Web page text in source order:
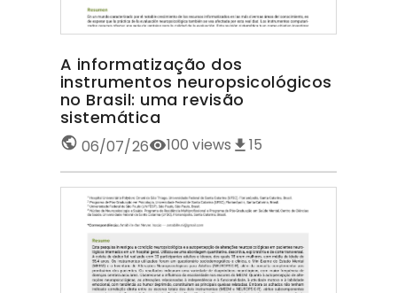
A informatização dos
instrumentos neuropsicológicos
no Brasil: uma revisão
sistemática
06/07/26 100 views 15